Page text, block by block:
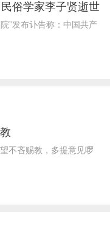
俗学家李子贤逝世
”发布讣告称：中国共产
不吝赐教，多提意见啰